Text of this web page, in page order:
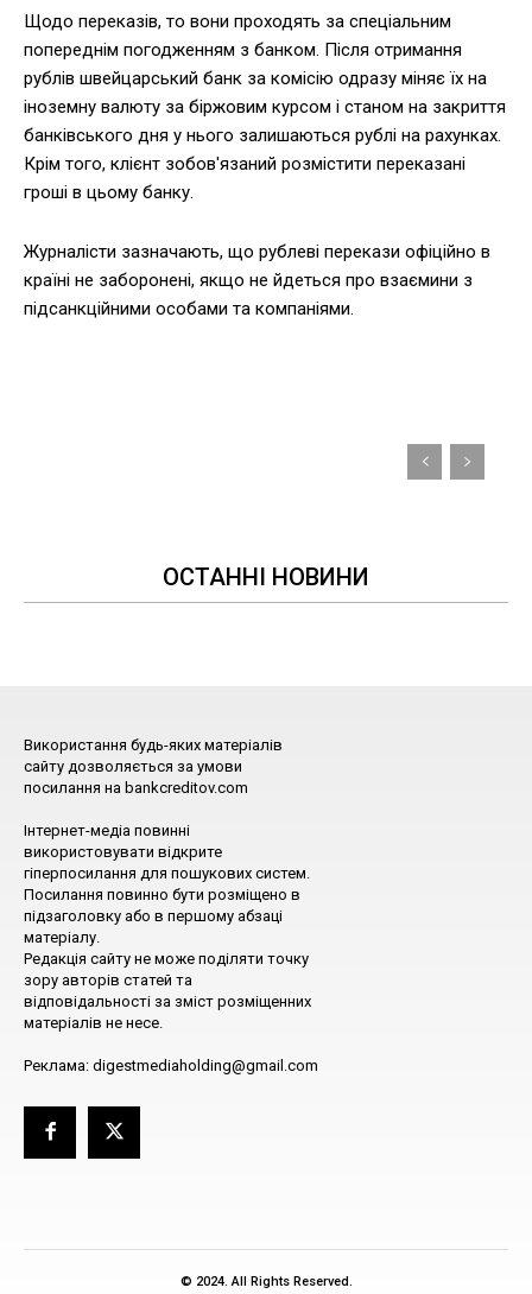
Щодо переказів, то вони проходять за спеціальним
попереднім погодженням з банком. Після отримання
рублів швейцарський банк за комісію одразу міняє їх на
іноземну валюту за біржовим курсом і станом на закриття
банківського дня у нього залишаються рублі на рахунках.
Крім того, клієнт зобов'язаний розмістити переказані
гроші в цьому банку.
Журналісти зазначають, що рублеві перекази офіційно в
країні не заборонені, якщо не йдеться про взаємини з
підсанкційними особами та компаніями.
ОСТАННІ НОВИНИ
Використання будь-яких матеріалів
сайту дозволяється за умови
посилання на bankcreditov.com
Інтернет-медіа повинні
використовувати відкрите
гіперпосилання для пошукових систем.
Посилання повинно бути розміщено в
підзаголовку або в першому абзаці
матеріалу.
Редакція сайту не може поділяти точку
зору авторів статей та
відповідальності за зміст розміщенних
матеріалів не несе.
Реклама: digestmediaholding@gmail.com
© 2024. All Rights Reserved.